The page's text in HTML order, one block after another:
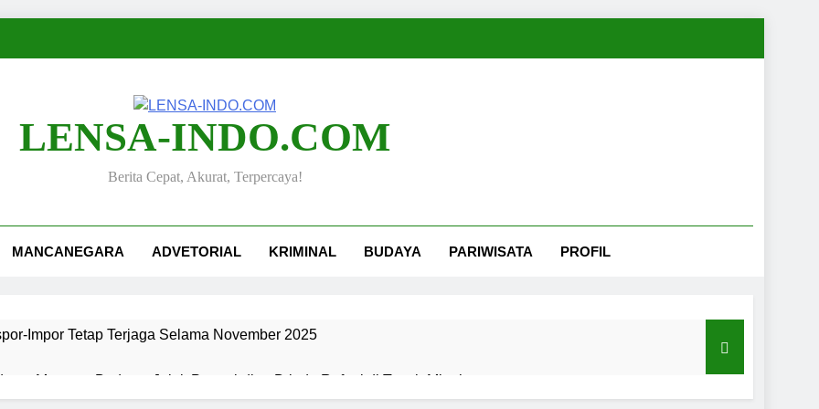
LENSA-INDO.COM
Berita Cepat, Akurat, Terpercaya!
MANCANEGARA ADVETORIAL KRIMINAL BUDAYA PARIWISATA PROFIL
Impor Tetap Terjaga Selama November 2025
Merawat Budaya: Jejak Pengabdian Bripda Rafael di Tanah Minahasa